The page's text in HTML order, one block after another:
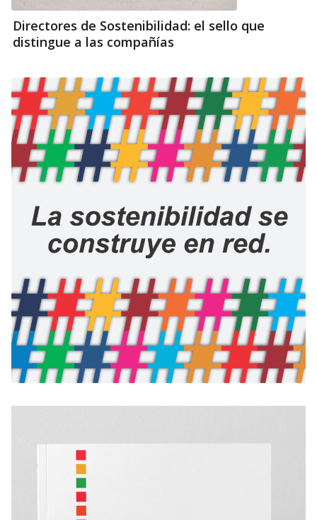
Directores de Sostenibilidad: el sello que
distingue a las compañías